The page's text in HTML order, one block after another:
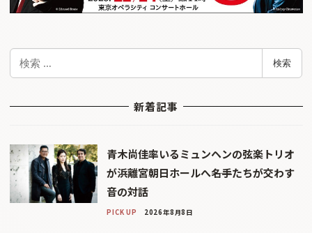
検索
新着記事
青木尚佳率いるミュンヘンの弦楽トリオ
が浜離宮朝日ホールへ――名手たちが交わす
音の対話
PICK UP 2026年8月8日